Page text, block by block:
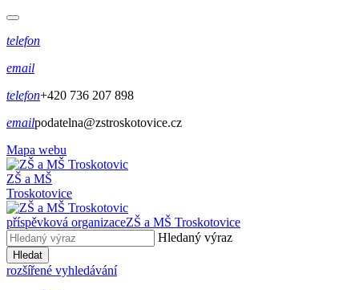
telefon
email
telefon+420 736 207 898
emailpodatelna@zstroskotovice.cz
Mapa webu
ZŠ a MŠ
Troskotovice
příspěvková organizaceZŠ a MŠ Troskotovice
Hledaný výraz
Hledat
rozšířené vyhledávání